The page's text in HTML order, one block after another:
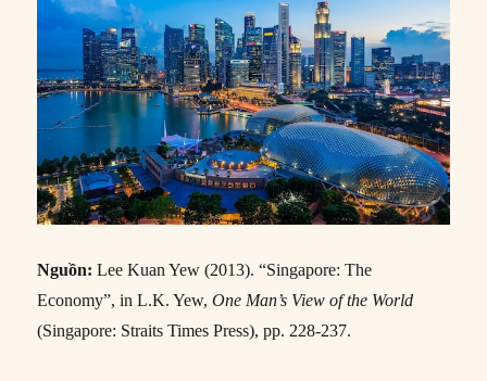
Nguồn: Lee Kuan Yew (2013). “Singapore: The
Economy”, in L.K. Yew,One Man’s View of the World
(Singapore: Straits Times Press), pp. 228-237.